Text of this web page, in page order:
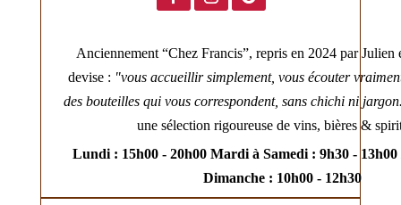
Anciennement “Chez Francis”, repris en 2024 par
devise : "vous accueillir simplement, vous écouter
des bouteilles qui vous correspondent, sans chichi ni
une sélection rigoureuse de vins, bières &
Lundi : 15h00 - 20h00 Mardi à Samedi : 9h30 - 13h00
Dimanche : 10h00 - 12h30